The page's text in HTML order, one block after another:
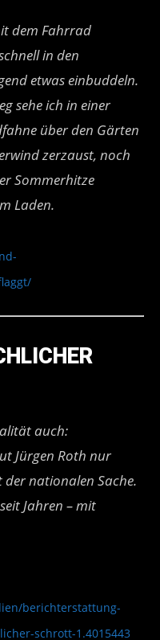
dem Fahrrad
in den
etwas einbuddeln.
sehe ich in einer
über den Gärten
zerzaust, noch
Sommerhitze
Laden.
auch:
Jürgen Roth nur
nationalen Sache.
Jahren – mit
berichterstattung-
schrott-1.4015443